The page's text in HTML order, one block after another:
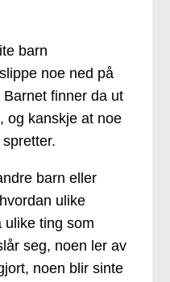
barn
noe ned på
finner da ut
og kanskje at noe
barn eller
ulike
ulike ting som
seg, noen ler av
noen blir sinte